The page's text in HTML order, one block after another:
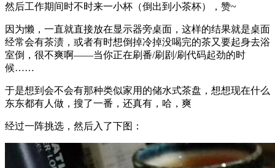
然后工作期间时不时来一小杯（倒出到小茶杯），赞~
因为懒，一直就直接放在显示器旁桌面，这样的结果就是桌面
经常会有茶渍，或者有时想倒掉冷掉没喝完的茶又要起身去浴
室倒，很不爽啊——当你正在刷番/刷剧/刷代码起劲的时
候……
于是想到会不会有那种类似家用的储水式茶盘，想想现在什么
东东都有人做，搜了一番，还真有，哈，爽
经过一阵挑选，然后入了下图：